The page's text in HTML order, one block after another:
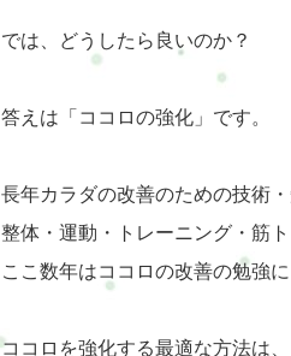
では、どうしたら良いのか？
答えは「ココロの強化」です。
長年カラダの改善のための技術
整体・運動・トレーニング・筋
ここ数年はココロの改善の勉強
ココロを強化する最適な方法は、